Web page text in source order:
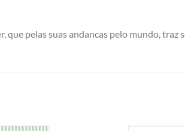
pelas suas andancas pelo mundo, traz